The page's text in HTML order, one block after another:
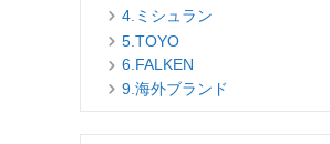
4.ミシュラン
5.TOYO
6.FALKEN
9.海外ブランド